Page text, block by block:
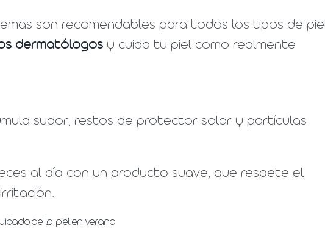
son recomendables para todos los tipos de
dermatólogos y cuida tu piel como realmente
sudor, restos de protector solar y partículas
al día con un producto suave, que respete el
de la piel en verano